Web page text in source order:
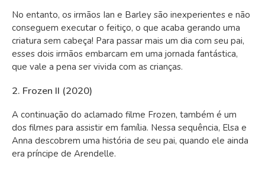
No entanto, os irmãos Ian e Barley são inexperientes e não
conseguem executar o feitiço, o que acaba gerando uma
criatura sem cabeça! Para passar mais um dia com seu pai,
esses dois irmãos embarcam em uma jornada fantástica,
que vale a pena ser vivida com as crianças.
2. Frozen II (2020)
A continuação do aclamado filme Frozen, também é um
dos filmes para assistir em família. Nessa sequência, Elsa e
Anna descobrem uma história de seu pai, quando ele ainda
era príncipe de Arendelle.